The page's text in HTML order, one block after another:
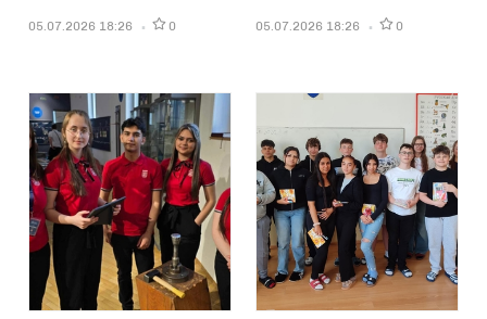
05.07.2026 18:26 0 05.07.2026 18:26 0